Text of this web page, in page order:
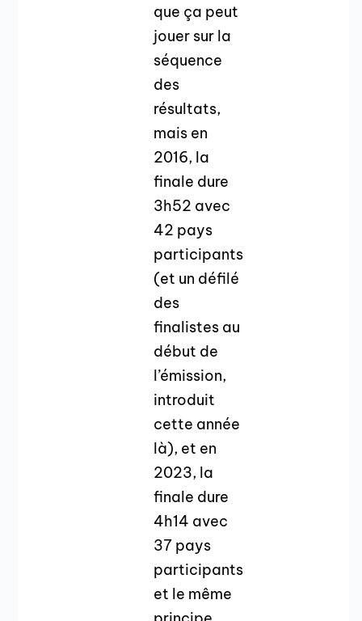
que ça peut
jouer sur la
séquence
des
résultats,
mais en
2016, la
finale dure
3h52 avec
42 pays
participants
(et un défilé
des
finalistes au
début de
l’émission,
introduit
cette année
là), et en
2023, la
finale dure
4h14 avec
37 pays
participants
et le même